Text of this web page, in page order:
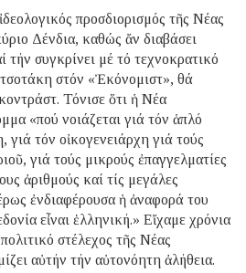
προσδιορισμός τῆς Νέας
Δένδια, καθώς ἄν διαβάσει
τήν συγκρίνει μέ τό τεχνοκρατικό
στόν «Ἐκόνομιστ», θά
Τόνισε ὅτι ἡ Νέα
«πού νοιάζεται γιά τόν ἁπλό
τόν οἰκογενειάρχη γιά τούς
γιά τούς μικρούς ἐπαγγελματίες
ἀριθμούς καί τίς μεγάλες
ἐνδιαφέρουσα ἡ ἀναφορά του
εἶναι ἑλληνική.» Εἴχαμε χρόνια
στέλεχος τῆς Νέας
αὐτήν τήν αὐτονόητη ἀλήθεια.